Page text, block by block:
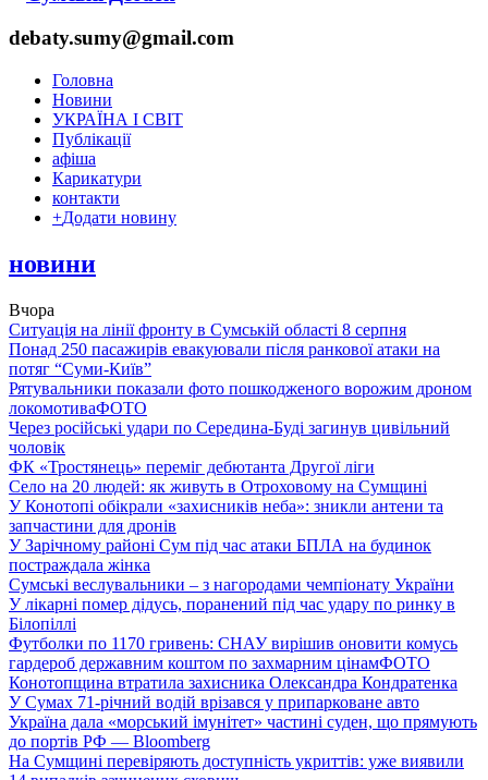
debaty.sumy@gmail.com
Головна
Новини
УКРАЇНА І СВІТ
Публікації
афіша
Карикатури
контакти
+Додати новину
новини
Вчора
Ситуація на лінії фронту в Сумській області 8 серпня
Понад 250 пасажирів евакуювали після ранкової атаки на
потяг “Суми-Київ”
Рятувальники показали фото пошкодженого ворожим дроном
локомотиваФОТО
Через російські удари по Середина-Буді загинув цивільний
чоловік
ФК «Тростянець» переміг дебютанта Другої ліги
Село на 20 людей: як живуть в Отроховому на Сумщині
У Конотопі обікрали «захисників неба»: зникли антени та
запчастини для дронів
У Зарічному районі Сум під час атаки БПЛА на будинок
постраждала жінка
Сумські веслувальники – з нагородами чемпіонату України
У лікарні помер дідусь, поранений під час удару по ринку в
Білопіллі
Футболки по 1170 гривень: СНАУ вирішив оновити комусь
гардероб державним коштом по захмарним цінамФОТО
Конотопщина втратила захисника Олександра Кондратенка
У Сумах 71-річний водій врізався у припарковане авто
Україна дала «морський імунітет» частині суден, що прямують
до портів РФ — Bloomberg
На Сумщині перевіряють доступність укриттів: уже виявили